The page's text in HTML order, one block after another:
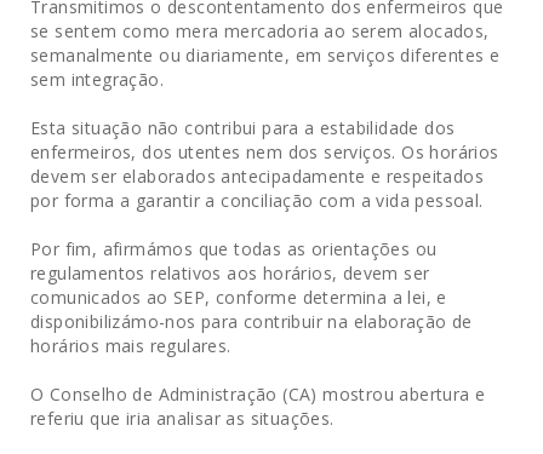
Transmitimos o descontentamento dos enfermeiros que
se sentem como mera mercadoria ao serem alocados,
semanalmente ou diariamente, em serviços diferentes e
sem integração.
Esta situação não contribui para a estabilidade dos
enfermeiros, dos utentes nem dos serviços. Os horários
devem ser elaborados antecipadamente e respeitados
por forma a garantir a conciliação com a vida pessoal.
Por fim, afirmámos que todas as orientações ou
regulamentos relativos aos horários, devem ser
comunicados ao SEP, conforme determina a lei, e
disponibilizámo-nos para contribuir na elaboração de
horários mais regulares.
O Conselho de Administração (CA) mostrou abertura e
referiu que iria analisar as situações.